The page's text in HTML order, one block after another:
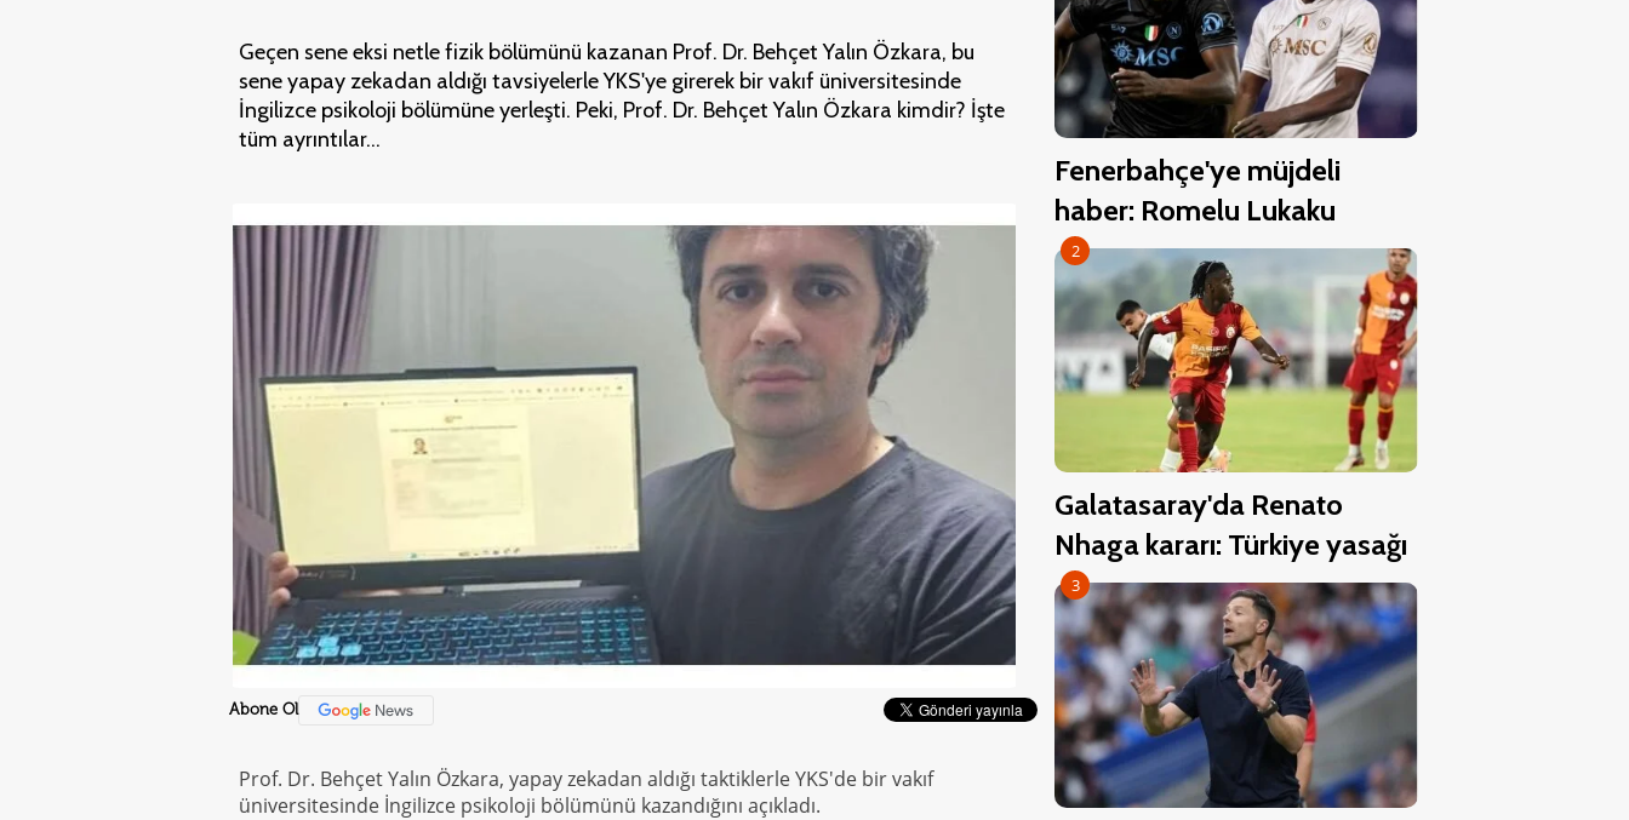
Geçen sene eksi netle fizik bölümünü kazanan Prof. Dr. Behçet Yalın Özkara, bu
sene yapay zekadan aldığı tavsiyelerle YKS'ye girerek bir vakıf üniversitesinde
İngilizce psikoloji bölümüne yerleşti. Peki, Prof. Dr. Behçet Yalın Özkara kimdir? İşte
tüm ayrıntılar...
Abone Ol
Prof. Dr. Behçet Yalın Özkara, yapay zekadan aldığı taktiklerle YKS'de bir vakıf
üniversitesinde İngilizce psikoloji bölümünü kazandığını açıkladı.
Fenerbahçe'ye müjdeli
haber: Romelu Lukaku
2
Galatasaray'da Renato
Nhaga kararı: Türkiye yasağı
3